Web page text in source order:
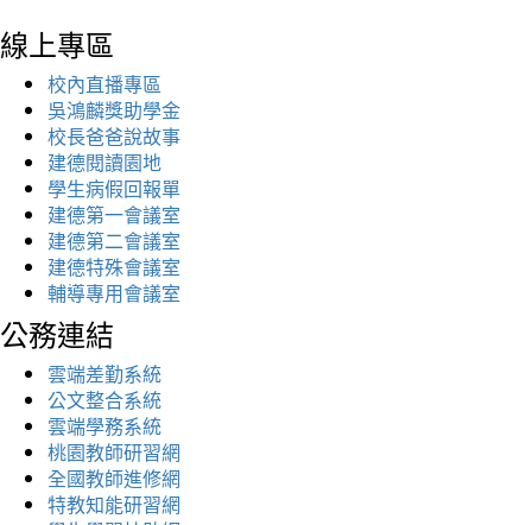
線上專區
校內直播專區
吳鴻麟獎助學金
校長爸爸說故事
建德閱讀園地
學生病假回報單
建德第一會議室
建德第二會議室
建德特殊會議室
輔導專用會議室
公務連結
雲端差勤系統
公文整合系統
雲端學務系統
桃園教師研習網
全國教師進修網
特教知能研習網